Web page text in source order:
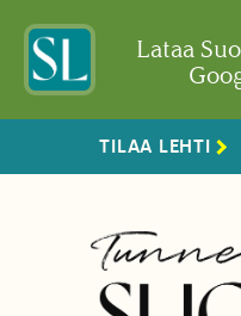
Lataa
TILAA LEHTI